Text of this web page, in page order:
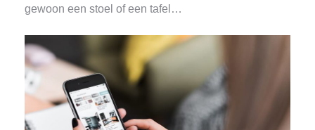
gewoon een stoel of een tafel…